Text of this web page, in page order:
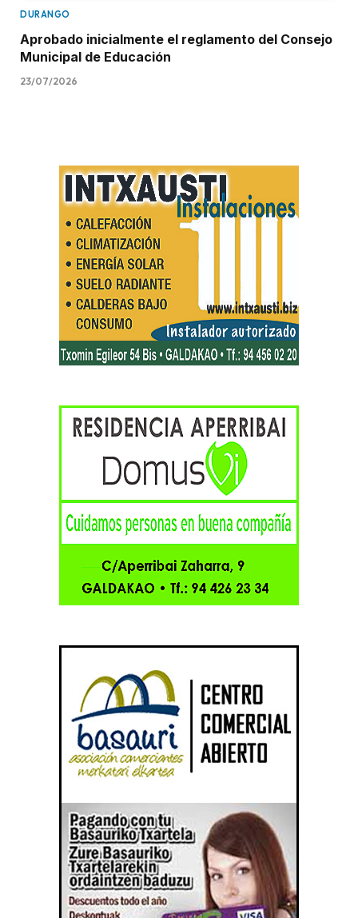
DURANGO
Aprobado inicialmente el reglamento del Consejo
Municipal de Educación
23/07/2026